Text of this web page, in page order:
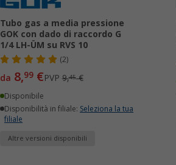
Tubo gas a media pressione
GOK con dado di raccordo G
1/4 LH-ÜM su RVS 10
(2)
da 8,99€PVP9,45€
Disponibile
Disponibilità in filiale: Seleziona la tua
filiale
Altre versioni disponibili